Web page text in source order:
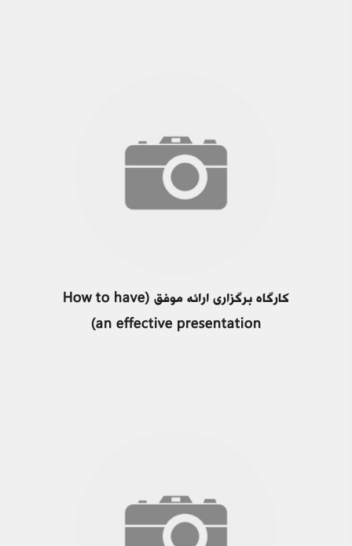
کارگاه برگزاری ارائه موفق (How to have
an effective presentation)